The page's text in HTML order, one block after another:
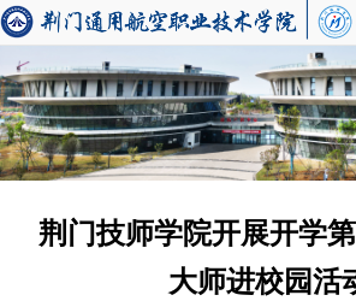
荆门技师学院开展开学
大师进校园活